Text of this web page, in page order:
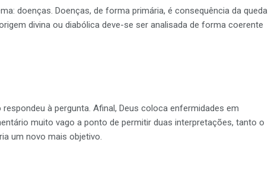
doenças. Doenças, de forma primária, é consequência da queda
divina ou diabólica deve-se ser analisada de forma coerente
à pergunta. Afinal, Deus coloca enfermidades em
muito vago a ponto de permitir duas interpretações, tanto o
um novo mais objetivo.